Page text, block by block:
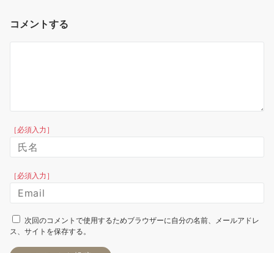
コメントする
［必須入力］
［必須入力］
次回のコメントで使用するためブラウザーに自分の名前、メールアドレ
ス、サイトを保存する。